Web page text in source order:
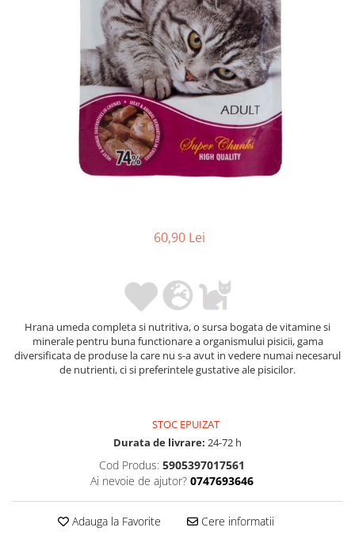
60,90 Lei
Hrana umeda completa si nutritiva, o sursa bogata de vitamine si
minerale pentru buna functionare a organismului pisicii, gama
diversificata de produse la care nu s-a avut in vedere numai necesarul
de nutrienti, ci si preferintele gustative ale pisicilor.
STOC EPUIZAT
Durata de livrare: 24-72 h
Cod Produs: 5905397017561
Ai nevoie de ajutor? 0747693646
Adauga la Favorite Cere informatii